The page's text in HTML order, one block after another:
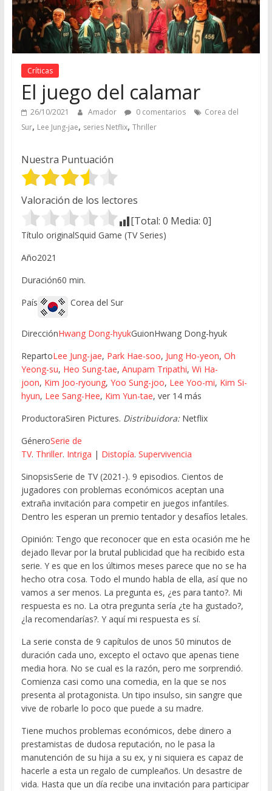
Críticas
El juego del calamar
26/10/2021 Amador 0 comentarios
Corea del
Sur, Lee Jung-jae, series Netflix, Thriller
Nuestra Puntuación
Valoración de los lectores
[Total: 0 Media: 0]
Título originalSquid Game (TV Series)
Año2021
Duración60 min.
País
Corea del Sur
DirecciónHwang Dong-hyukGuionHwang Dong-hyuk
RepartoLee Jung-jae, Park Hae-soo, Jung Ho-yeon, Oh
Yeong-su, Heo Sung-tae, Anupam Tripathi, Wi Ha-
joon, Kim Joo-ryoung, Yoo Sung-joo, Lee Yoo-mi, Kim Si-
hyun, Lee Sang-Hee, Kim Yun-tae, ver 14 más
ProductoraSiren Pictures. Distribuidora:Netflix
GéneroSerie de
TV. Thriller. Intriga | Distopía. Supervivencia
SinopsisSerie de TV (2021-). 9 episodios. Cientos de
jugadores con problemas económicos aceptan una
extraña invitación para competir en juegos infantiles.
Dentro les esperan un premio tentador y desafíos letales.
Opinión: Tengo que reconocer que en esta ocasión me he
dejado llevar por la brutal publicidad que ha recibido esta
serie. Y es que en los últimos meses parece que no se ha
hecho otra cosa. Todo el mundo habla de ella, así que no
vamos a ser menos. La pregunta es, ¿es para tanto?. Mi
respuesta es no. La otra pregunta sería ¿te ha gustado?,
¿la recomendarías?. Y aquí mi respuesta es sí.
La serie consta de 9 capítulos de unos 50 minutos de
duración cada uno, excepto el octavo que apenas tiene
media hora. No se cual es la razón, pero me sorprendió.
Comienza casi como una comedia, en la que se nos
presenta al protagonista. Un tipo insulso, sin sangre que
vive de robarle lo poco que puede a su madre.
Tiene muchos problemas económicos, debe dinero a
prestamistas de dudosa reputación, no le pasa la
manutención de su hija a su ex, y ni siquiera es capaz de
hacerle a esta un regalo de cumpleaños. Un desastre de
vida. Hasta que un día recibe una invitación para participar